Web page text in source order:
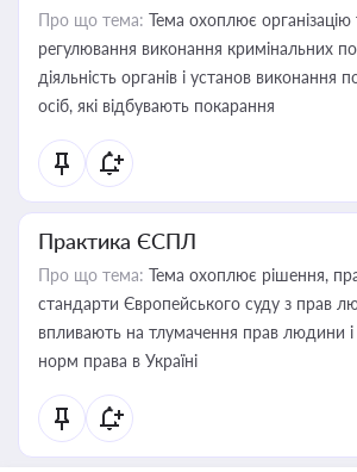
Про що тема: Тема охоплює організацію
регулювання виконання кримінальних
діяльність органів і установ виконання
осіб, які відбувають покарання
Практика ЄСПЛ
Про що тема: Тема охоплює рішення,
стандарти Європейського суду з прав
впливають на тлумачення прав людини і
норм права в Україні